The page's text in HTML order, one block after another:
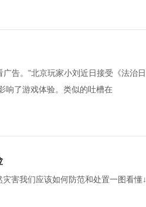
告。”北京玩家小刘近日接受《法治日
响了游戏体验。类似的吐槽在
害我们应该如何防范和处置一图看懂